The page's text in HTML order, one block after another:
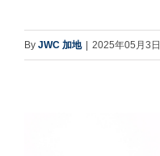
By JWC 加地 | 2025年05月3日